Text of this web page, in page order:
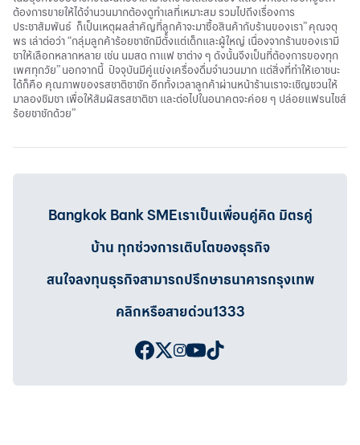
ต้องการขายให้ได้จำนวนมากต้องดูทำเลที่เหมาะสม รวมไปถึงเรื่องการ
ประชาสัมพันธ์ ก็เป็นเหตุผลสำคัญที่ลูกค้าจะมาซื้อสินค้ากับร้านของเรา” คุณจตุ
พร เล่าต่อว่า “กลุ่มลูกค้าร้อยชาชักมีตั้งแต่เด็กและผู้ใหญ่ เนื่องจากร้านของเรามี
ชาให้เลือกหลากหลาย เช่น นมสด กาแฟ ชาต่าง ๆ ดังนั้นจึงเป็นที่ต้องการของทุก
เพศทุกวัย” นอกจากนี้ ปัจจุบันมีคู่แข่งเครื่องดื่มจำนวนมาก แต่สิ่งที่ทำให้เอาชนะ
ได้ก็คือ คุณภาพของรสชาติชาชัก อีกทั้งเวลาลูกค้าผ่านหน้าร้านเราจะเชิญชวนให้
มาลองชิมชา เพื่อให้สัมผัสรสชาติชา และต่อไปในอนาคตจะค่อย ๆ ปล่อยแฟรนไชส์
ร้อยชาชักด้วย”
Bangkok Bank SMEเราเป็นเพื่อนคู่คิด มิตรคู่
บ้าน ทุกช่วงการเติบโตของธุรกิจ
สนใจลงทุนธุรกิจสามารถปรึกษาธนาคารกรุงเทพ
คลิกหรือสายด่วน1333